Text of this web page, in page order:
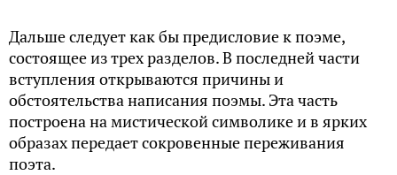
Дальше следует как бы предисловие к поэме,
состоящее из трех разделов. В последней части
вступления открываются причины и
обстоятельства написания поэмы. Эта часть
построена на мистической символике и в ярких
образах передает сокровенные переживания
поэта.